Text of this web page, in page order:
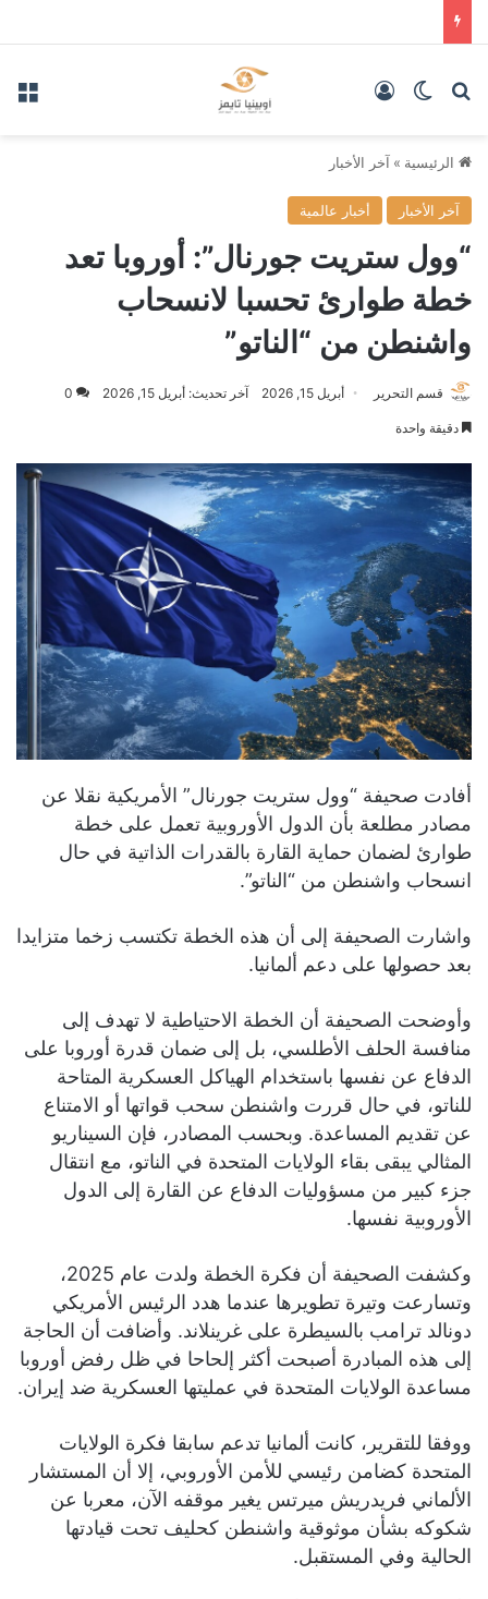
بحث عنالوضع المظلم
الرئيسية » آخر الأخبار
آخر الأخبار أخبار عالمية
“وول ستريت جورنال”: أوروبا تعد
خطة طوارئ تحسبا لانسحاب
واشنطن من “الناتو”
قسم التحرير أبريل 15, 2026 آخر تحديث: أبريل 15, 2026 0
دقيقة واحدة
أفادت صحيفة “وول ستريت جورنال” الأمريكية نقلا عن
مصادر مطلعة بأن الدول الأوروبية تعمل على خطة
طوارئ لضمان حماية القارة بالقدرات الذاتية في حال
انسحاب واشنطن من “الناتو”.
واشارت الصحيفة إلى أن هذه الخطة تكتسب زخما متزايدا
بعد حصولها على دعم ألمانيا.
وأوضحت الصحيفة أن الخطة الاحتياطية لا تهدف إلى
منافسة الحلف الأطلسي، بل إلى ضمان قدرة أوروبا على
الدفاع عن نفسها باستخدام الهياكل العسكرية المتاحة
للناتو، في حال قررت واشنطن سحب قواتها أو الامتناع
عن تقديم المساعدة. وبحسب المصادر، فإن السيناريو
المثالي يبقى بقاء الولايات المتحدة في الناتو، مع انتقال
جزء كبير من مسؤوليات الدفاع عن القارة إلى الدول
الأوروبية نفسها.
وكشفت الصحيفة أن فكرة الخطة ولدت عام 2025،
وتسارعت وتيرة تطويرها عندما هدد الرئيس الأمريكي
دونالد ترامب بالسيطرة على غرينلاند. وأضافت أن الحاجة
إلى هذه المبادرة أصبحت أكثر إلحاحا في ظل رفض أوروبا
مساعدة الولايات المتحدة في عمليتها العسكرية ضد إيران.
ووفقا للتقرير، كانت ألمانيا تدعم سابقا فكرة الولايات
المتحدة كضامن رئيسي للأمن الأوروبي، إلا أن المستشار
الألماني فريدريش ميرتس يغير موقفه الآن، معربا عن
شكوكه بشأن موثوقية واشنطن كحليف تحت قيادتها
الحالية وفي المستقبل.